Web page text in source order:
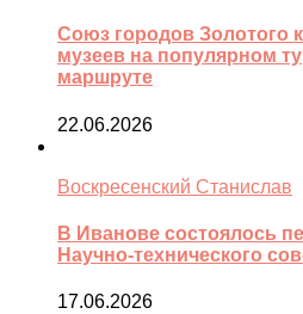
Союз городов Золотого
музеев на популярном
маршруте
22.06.2026
Воскресенский Станислав
В Иванове состоялось
Научно-технического
17.06.2026